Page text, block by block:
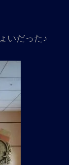
いだった♪